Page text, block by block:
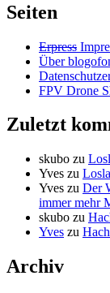
Seiten
Erpress
Über
FPV Drone
Zuletzt
skubo zu
Yves zu
Yves zu Der
immer mehr
skubo zu
Yves zu
Archiv